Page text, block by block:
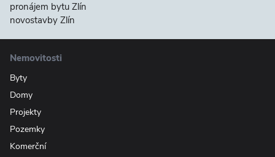
pronájem bytu Zlín
novostavby Zlín
Nemovitosti
Byty
Domy
Projekty
Pozemky
Komerční